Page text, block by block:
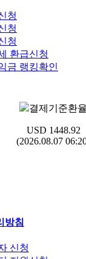
결제기준환율
USD 1448.92
(2026.08.07
방침
신청